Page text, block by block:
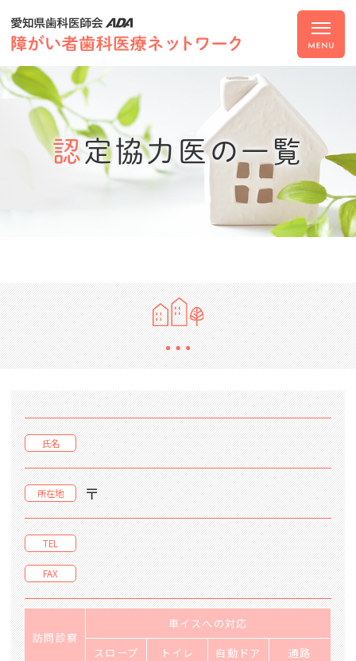
認定協力医の一覧
氏名
所在地 〒
TEL
FAX
訪問診察
車イスへの対応
スロープ
トイレ 自動ドア 通路